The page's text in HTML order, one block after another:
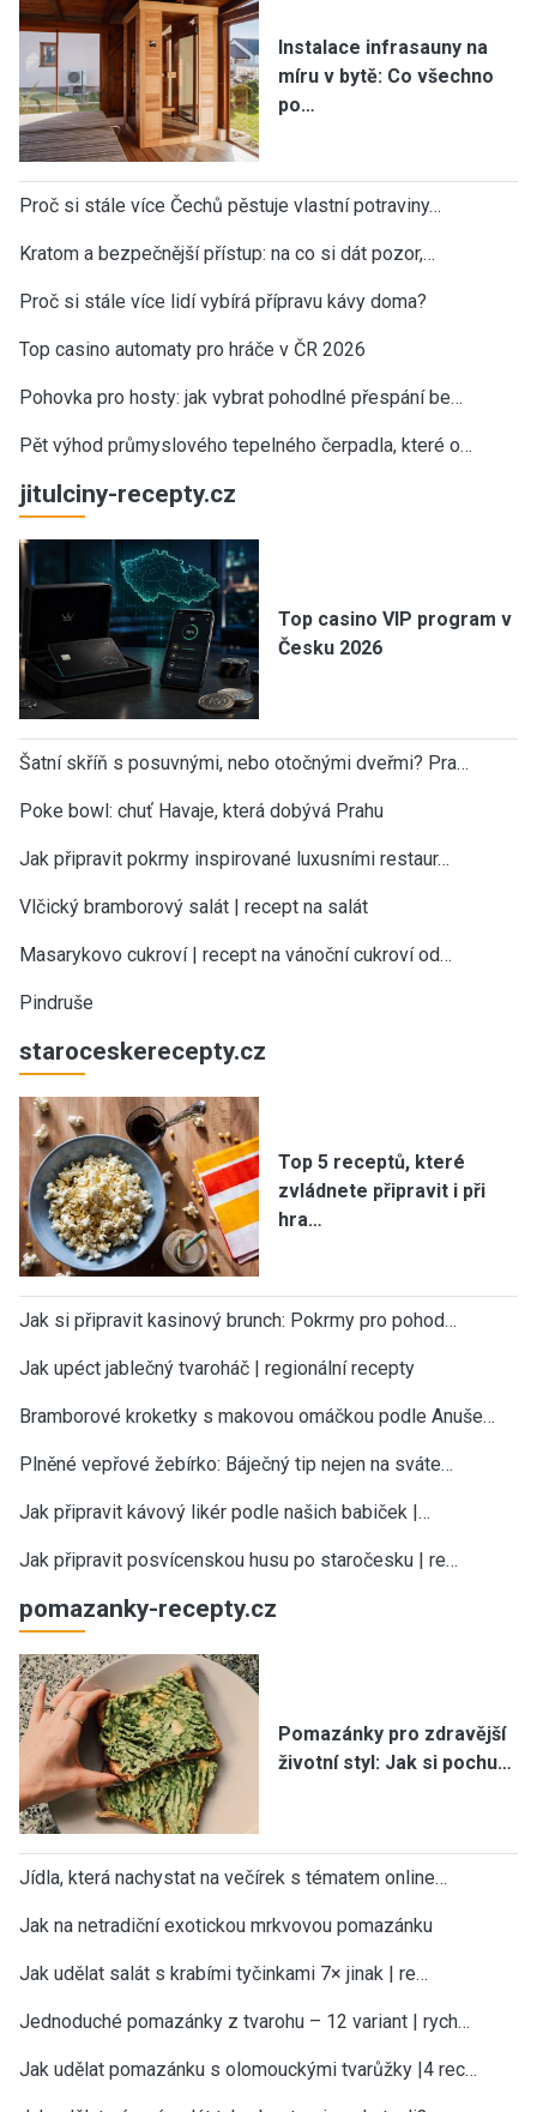
Instalace infrasauny na
míru v bytě: Co všechno
po…
Proč si stále více Čechů pěstuje vlastní potraviny…
Kratom a bezpečnější přístup: na co si dát pozor,…
Proč si stále více lidí vybírá přípravu kávy doma?
Top casino automaty pro hráče v ČR 2026
Pohovka pro hosty: jak vybrat pohodlné přespání be…
Pět výhod průmyslového tepelného čerpadla, které o…
jitulciny-recepty.cz
Top casino VIP program v
Česku 2026
Šatní skříň s posuvnými, nebo otočnými dveřmi? Pra…
Poke bowl: chuť Havaje, která dobývá Prahu
Jak připravit pokrmy inspirované luxusními restaur…
Vlčický bramborový salát | recept na salát
Masarykovo cukroví | recept na vánoční cukroví od…
Pindruše
staroceskerecepty.cz
Top 5 receptů, které
zvládnete připravit i při
hra…
Jak si připravit kasinový brunch: Pokrmy pro pohod…
Jak upéct jablečný tvaroháč | regionální recepty
Bramborové kroketky s makovou omáčkou podle Anuše…
Plněné vepřové žebírko: Báječný tip nejen na sváte…
Jak připravit kávový likér podle našich babiček |…
Jak připravit posvícenskou husu po staročesku | re…
pomazanky-recepty.cz
Pomazánky pro zdravější
životní styl: Jak si pochu…
Jídla, která nachystat na večírek s tématem online…
Jak na netradiční exotickou mrkvovou pomazánku
Jak udělat salát s krabími tyčinkami 7× jinak | re…
Jednoduché pomazánky z tvarohu – 12 variant | rych…
Jak udělat pomazánku s olomouckými tvarůžky |4 rec…